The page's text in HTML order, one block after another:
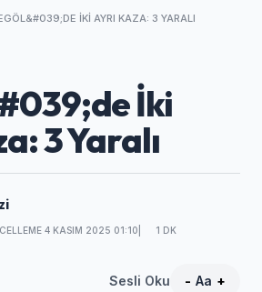
İKI AYRI KAZA: 3 YARALI
İki
3 Yaralı
4 KASIM 2025 01:10 1 DK
Sesli Oku - Aa +